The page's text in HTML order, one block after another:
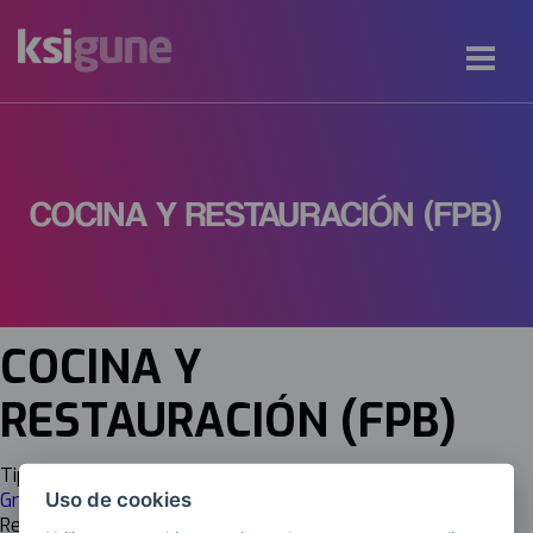
COCINA Y RESTAURACIÓN (FPB)
COCINA Y
RESTAURACIÓN (FPB)
Tipología
Grado Superior (FP)
Responsable
Uso de cookies